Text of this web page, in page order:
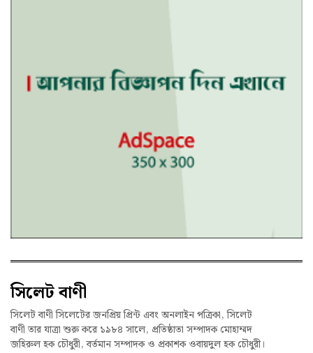
সিলেট বাণী
সিলেট বাণী সিলেটের জনপ্রিয় প্রিন্ট এবং অনলাইন পত্রিকা, সিলেট
বাণী তার যাত্রা শুরু করে ১৯৮৪ সালে, প্রতিষ্ঠাতা সম্পাদক মোহাম্মদ
জহিরুল হক চৌধুরী, বর্তমান সম্পাদক ও প্রকাশক ওবায়দুল হক চৌধুরী।